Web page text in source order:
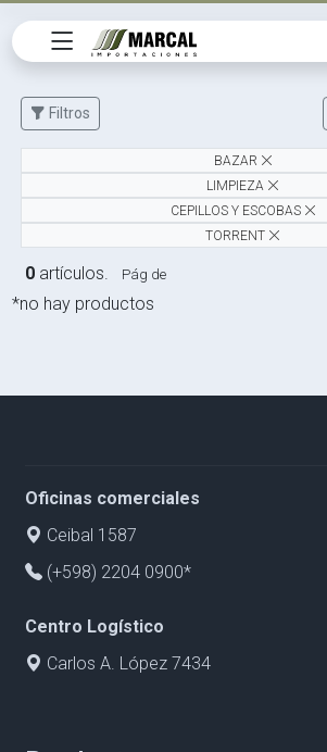
Filtros
BAZAR
LIMPIEZA
CEPILLOS Y ESCOBAS
TORRENT
*no hay productos
0 artículos. Pág de
Oficinas comerciales
Ceibal 1587
(+598) 2204 0900*
Centro Logístico
Carlos A. López 7434